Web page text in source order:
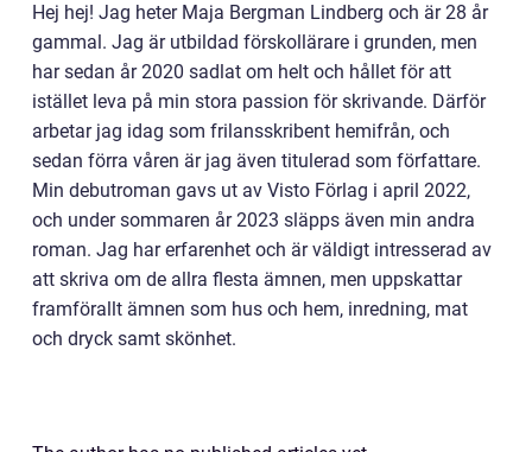
Hej hej! Jag heter Maja Bergman Lindberg och är 28 år
gammal. Jag är utbildad förskollärare i grunden, men
har sedan år 2020 sadlat om helt och hållet för att
istället leva på min stora passion för skrivande. Därför
arbetar jag idag som frilansskribent hemifrån, och
sedan förra våren är jag även titulerad som författare.
Min debutroman gavs ut av Visto Förlag i april 2022,
och under sommaren år 2023 släpps även min andra
roman. Jag har erfarenhet och är väldigt intresserad av
att skriva om de allra flesta ämnen, men uppskattar
framförallt ämnen som hus och hem, inredning, mat
och dryck samt skönhet.